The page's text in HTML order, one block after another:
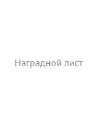
Наградной лист